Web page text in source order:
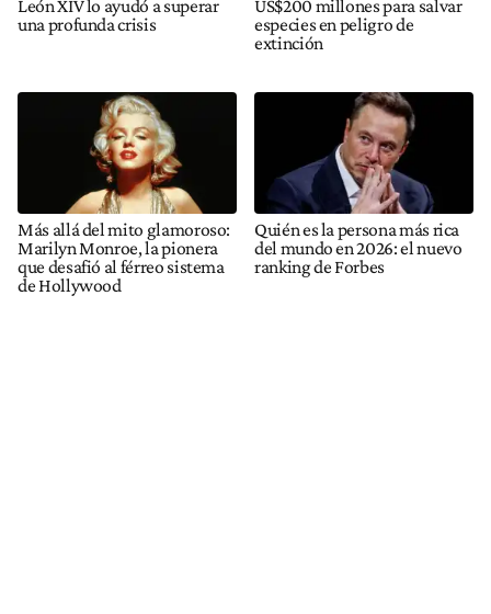
León XIV lo ayudó a superar
una profunda crisis
US$200 millones para salvar
especies en peligro de
extinción
Más allá del mito glamoroso:
Marilyn Monroe, la pionera
que desafió al férreo sistema
de Hollywood
Quién es la persona más rica
del mundo en 2026: el nuevo
ranking de Forbes